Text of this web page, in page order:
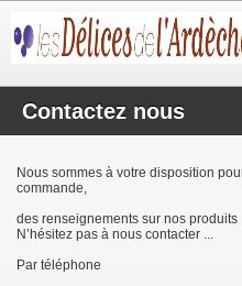
Contactez nous
Nous sommes à votre disposition
commande,
des renseignements sur nos
N’hésitez pas à nous contacter ...
Par téléphone